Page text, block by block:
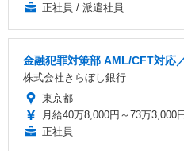
正社員 / 派遣社員
金融犯罪対策部 AML/CFT対応
株式会社きらぼし銀行
東京都
月給40万8,000円～73万3,000
正社員